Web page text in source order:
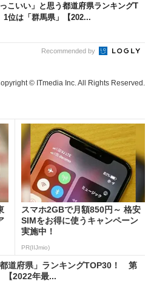
っこいい」と思う都道府県ランキングT
位は「群馬県」【202...
Recommended by
© ITmedia Inc. All Rights Reserved.
スマホ2GBで月額850円～ 格安
SIMをお得に使うキャンペーン
実施中！
PR(IIJmio)
都道府県」ランキングTOP30！ 第
【2022年最...